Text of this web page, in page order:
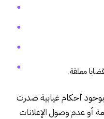
معلقة.
بوجود أحكام غيابية صدرت
أو عدم وصول الإعلانات